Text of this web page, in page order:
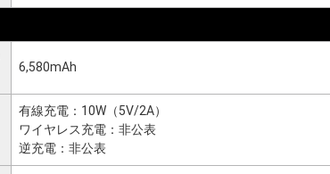
6,580mAh
有線充電：10W（5V/2A）
ワイヤレス充電：非公表
逆充電：非公表